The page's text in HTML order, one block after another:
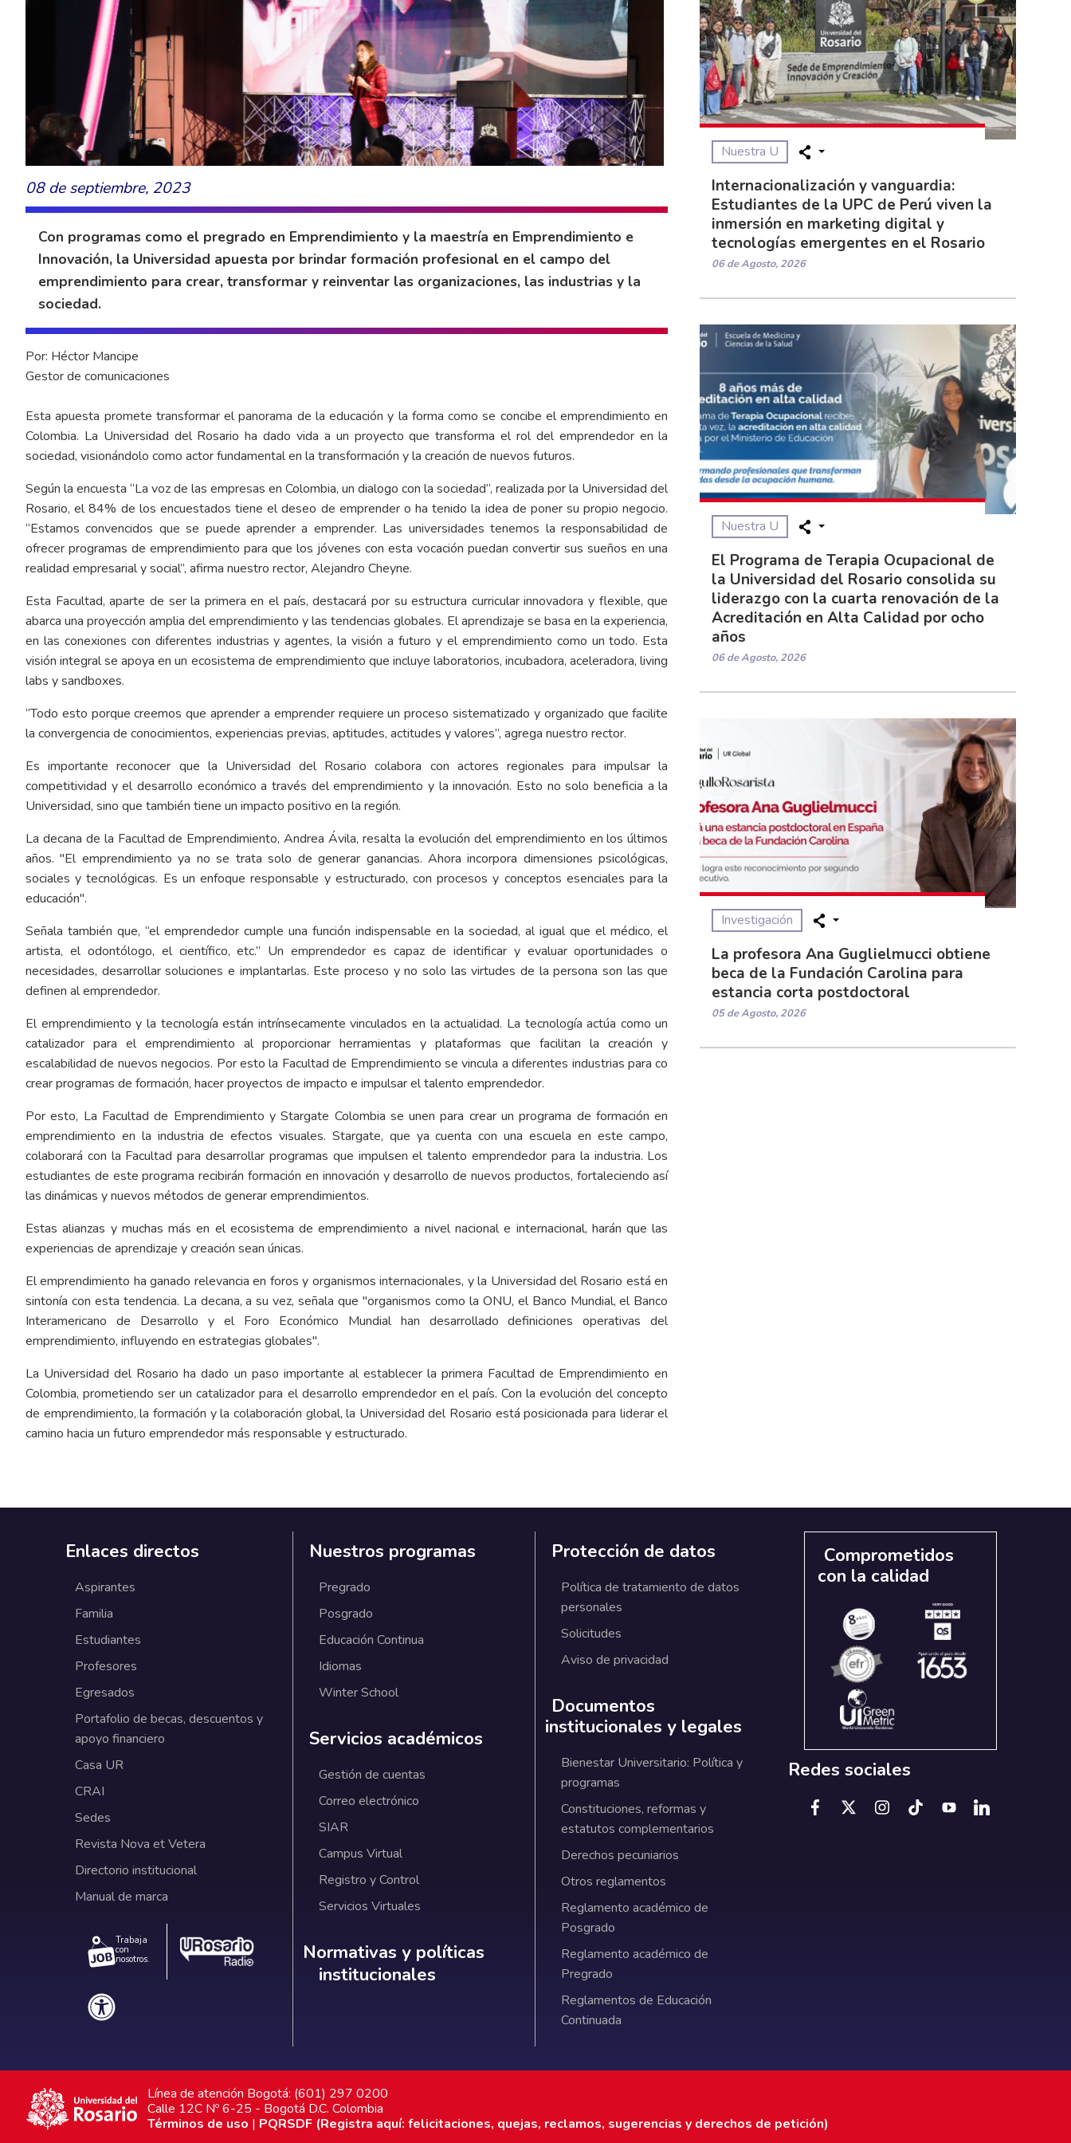
08 de septiembre, 2023
Con programas como el pregrado en Emprendimiento y la maestría en Emprendimiento e
Innovación, la Universidad apuesta por brindar formación profesional en el campo del
emprendimiento para crear, transformar y reinventar las organizaciones, las industrias y la
sociedad.
Por: Héctor Mancipe
Gestor de comunicaciones
Esta apuesta promete transformar el panorama de la educación y la forma como se concibe el emprendimiento en
Colombia. La Universidad del Rosario ha dado vida a un proyecto que transforma el rol del emprendedor en la
sociedad, visionándolo como actor fundamental en la transformación y la creación de nuevos futuros.
Según la encuesta “La voz de las empresas en Colombia, un dialogo con la sociedad”, realizada por la Universidad del
Rosario, el 84% de los encuestados tiene el deseo de emprender o ha tenido la idea de poner su propio negocio.
“Estamos convencidos que se puede aprender a emprender. Las universidades tenemos la responsabilidad de
ofrecer programas de emprendimiento para que los jóvenes con esta vocación puedan convertir sus sueños en una
realidad empresarial y social”, afirma nuestro rector, Alejandro Cheyne.
Esta Facultad, aparte de ser la primera en el país, destacará por su estructura curricular innovadora y flexible, que
abarca una proyección amplia del emprendimiento y las tendencias globales. El aprendizaje se basa en la experiencia,
en las conexiones con diferentes industrias y agentes, la visión a futuro y el emprendimiento como un todo. Esta
visión integral se apoya en un ecosistema de emprendimiento que incluye laboratorios, incubadora, aceleradora, living
labs y sandboxes.
“Todo esto porque creemos que aprender a emprender requiere un proceso sistematizado y organizado que facilite
la convergencia de conocimientos, experiencias previas, aptitudes, actitudes y valores”, agrega nuestro rector.
Es importante reconocer que la Universidad del Rosario colabora con actores regionales para impulsar la
competitividad y el desarrollo económico a través del emprendimiento y la innovación. Esto no solo beneficia a la
Universidad, sino que también tiene un impacto positivo en la región.
La decana de la Facultad de Emprendimiento, Andrea Ávila, resalta la evolución del emprendimiento en los últimos
años. "El emprendimiento ya no se trata solo de generar ganancias. Ahora incorpora dimensiones psicológicas,
sociales y tecnológicas. Es un enfoque responsable y estructurado, con procesos y conceptos esenciales para la
educación".
Señala también que, “el emprendedor cumple una función indispensable en la sociedad, al igual que el médico, el
artista, el odontólogo, el científico, etc.” Un emprendedor es capaz de identificar y evaluar oportunidades o
necesidades, desarrollar soluciones e implantarlas. Este proceso y no solo las virtudes de la persona son las que
definen al emprendedor.
El emprendimiento y la tecnología están intrínsecamente vinculados en la actualidad. La tecnología actúa como un
catalizador para el emprendimiento al proporcionar herramientas y plataformas que facilitan la creación y
escalabilidad de nuevos negocios. Por esto la Facultad de Emprendimiento se vincula a diferentes industrias para co
crear programas de formación, hacer proyectos de impacto e impulsar el talento emprendedor.
Por esto, La Facultad de Emprendimiento y Stargate Colombia se unen para crear un programa de formación en
emprendimiento en la industria de efectos visuales. Stargate, que ya cuenta con una escuela en este campo,
colaborará con la Facultad para desarrollar programas que impulsen el talento emprendedor para la industria. Los
estudiantes de este programa recibirán formación en innovación y desarrollo de nuevos productos, fortaleciendo así
las dinámicas y nuevos métodos de generar emprendimientos.
Estas alianzas y muchas más en el ecosistema de emprendimiento a nivel nacional e internacional, harán que las
experiencias de aprendizaje y creación sean únicas.
El emprendimiento ha ganado relevancia en foros y organismos internacionales, y la Universidad del Rosario está en
sintonía con esta tendencia. La decana, a su vez, señala que "organismos como la ONU, el Banco Mundial, el Banco
Interamericano de Desarrollo y el Foro Económico Mundial han desarrollado definiciones operativas del
emprendimiento, influyendo en estrategias globales".
La Universidad del Rosario ha dado un paso importante al establecer la primera Facultad de Emprendimiento en
Colombia, prometiendo ser un catalizador para el desarrollo emprendedor en el país. Con la evolución del concepto
de emprendimiento, la formación y la colaboración global, la Universidad del Rosario está posicionada para liderar el
camino hacia un futuro emprendedor más responsable y estructurado.
Nuestra U
Internacionalización y vanguardia:
Estudiantes de la UPC de Perú viven la
inmersión en marketing digital y
tecnologías emergentes en el Rosario
06 de Agosto, 2026
Nuestra U
El Programa de Terapia Ocupacional de
la Universidad del Rosario consolida su
liderazgo con la cuarta renovación de la
Acreditación en Alta Calidad por ocho
años
06 de Agosto, 2026
Investigación
La profesora Ana Guglielmucci obtiene
beca de la Fundación Carolina para
estancia corta postdoctoral
05 de Agosto, 2026
Enlaces directos
Aspirantes
Familia
Estudiantes
Profesores
Egresados
Portafolio de becas, descuentos y
apoyo financiero
Casa UR
CRAI
Sedes
Revista Nova et Vetera
Directorio institucional
Manual de marca
Trabaja
con
nosotros.
Nuestros programas
Pregrado
Posgrado
Educación Continua
Idiomas
Winter School
Servicios académicos
Gestión de cuentas
Correo electrónico
SIAR
Campus Virtual
Registro y Control
Servicios Virtuales
Normativas y políticas institucionales
Normativas y políticas
institucionales
Protección de datos
Política de tratamiento de datos
personales
Solicitudes
Aviso de privacidad
Documentos
institucionales y legales
Bienestar Universitario: Política y
programas
Constituciones, reformas y
estatutos complementarios
Derechos pecuniarios
Otros reglamentos
Reglamento académico de
Posgrado
Reglamento académico de
Pregrado
Reglamentos de Educación
Continuada
Comprometidos
con la calidad
Redes sociales
Línea de atención Bogotá: (601) 297 0200
Calle 12C Nº 6-25 - Bogotá D.C. Colombia
Términos de uso | PQRSDF (Registra aquí: felicitaciones, quejas, reclamos, sugerencias y derechos de petición)